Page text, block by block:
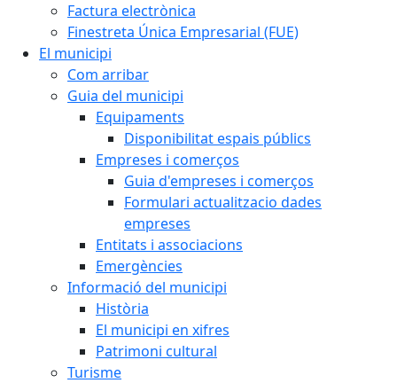
Factura electrònica
Finestreta Única Empresarial (FUE)
El municipi
Com arribar
Guia del municipi
Equipaments
Disponibilitat espais públics
Empreses i comerços
Guia d'empreses i comerços
Formulari actualitzacio dades
empreses
Entitats i associacions
Emergències
Informació del municipi
Història
El municipi en xifres
Patrimoni cultural
Turisme